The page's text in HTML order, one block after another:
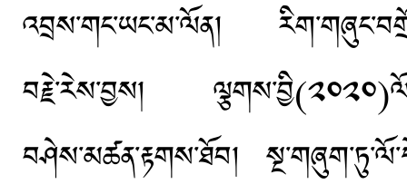
འབྲས་གང་ཡང་མ་ལོན།
བརྗེ་རེས་བྱས།
བཤེས་མཚན་རྟགས་ཐོབ།